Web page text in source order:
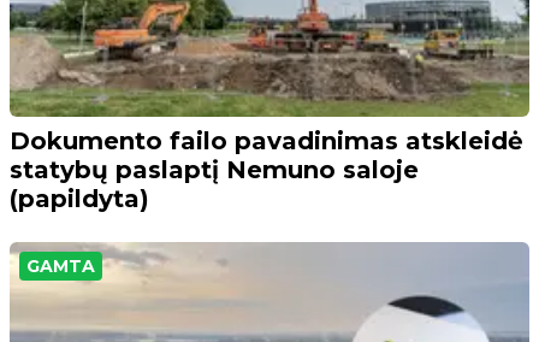
Dokumento failo pavadinimas atskleidė
statybų paslaptį Nemuno saloje
(papildyta)
GAMTA